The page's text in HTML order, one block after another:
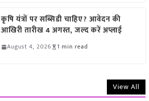
कृषि यंत्रों पर सब्सिडी चाहिए? आवेदन की
आखिरी तारीख 4 अगस्त, जल्द करें अप्लाई
August 4, 2026 1 min read
View All